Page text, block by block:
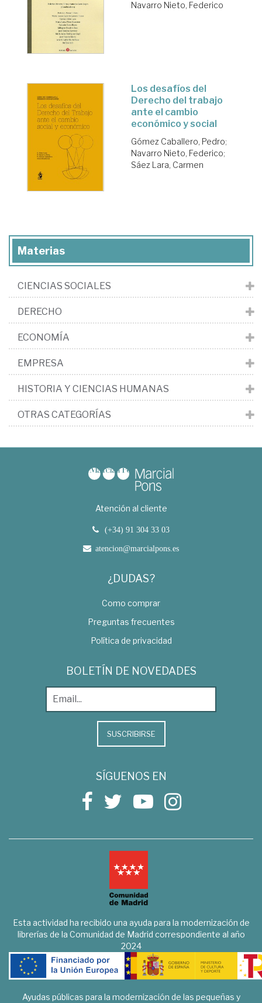
Navarro Nieto, Federico
Los desafíos del
Derecho del trabajo
ante el cambio
económico y social
Gómez Caballero, Pedro;
Navarro Nieto, Federico;
Sáez Lara, Carmen
Materias
CIENCIAS SOCIALES
DERECHO
ECONOMÍA
EMPRESA
HISTORIA Y CIENCIAS HUMANAS
OTRAS CATEGORÍAS
Atención al cliente
(+34) 91 304 33 03
atencion@marcialpons.es
¿DUDAS?
Como comprar
Preguntas frecuentes
Política de privacidad
BOLETÍN DE NOVEDADES
SUSCRIBIRSE
SÍGUENOS EN
Esta actividad ha recibido una ayuda para la modernización de
librerías de la Comunidad de Madrid correspondiente al año
2024
Ayudas públicas para la modernización de las pequeñas y